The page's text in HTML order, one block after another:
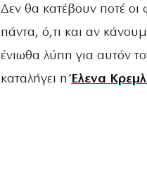
Δεν θα κατέβουν ποτέ οι
πάντα, ό,τι και αν
ένιωθα λύπη για αυτόν
καταλήγει ηΈλενα